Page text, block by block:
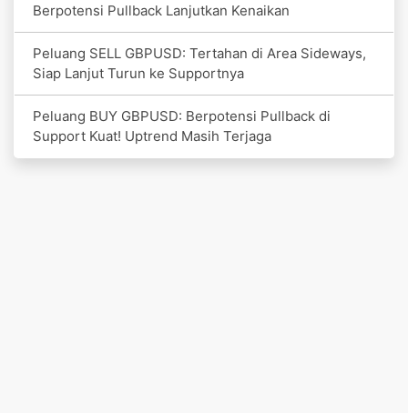
Berpotensi Pullback Lanjutkan Kenaikan
Peluang SELL GBPUSD: Tertahan di Area Sideways,
Siap Lanjut Turun ke Supportnya
Peluang BUY GBPUSD: Berpotensi Pullback di
Support Kuat! Uptrend Masih Terjaga